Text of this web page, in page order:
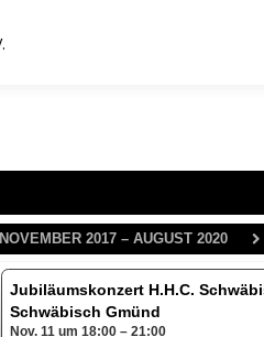
NOVEMBER 2017 – AUGUST 2020
Jubiläumskonzert H.H.C.
Schwäbisch Gmünd
Nov. 11 um 18:00 – 21:00